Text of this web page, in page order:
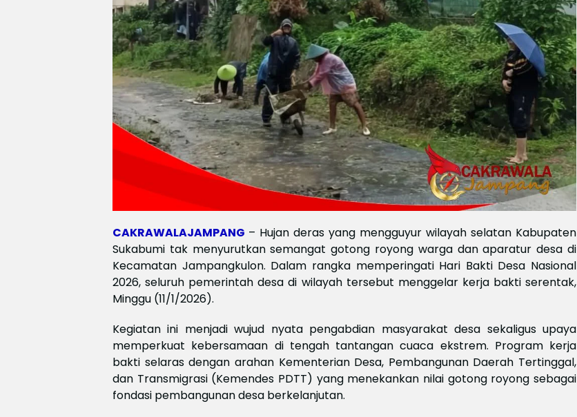
CAKRAWALAJAMPANG – Hujan deras yang mengguyur wilayah selatan Kabupaten
Sukabumi tak menyurutkan semangat gotong royong warga dan aparatur desa di
Kecamatan Jampangkulon. Dalam rangka memperingati Hari Bakti Desa Nasional
2026, seluruh pemerintah desa di wilayah tersebut menggelar kerja bakti serentak,
Minggu (11/1/2026).
Kegiatan ini menjadi wujud nyata pengabdian masyarakat desa sekaligus upaya
memperkuat kebersamaan di tengah tantangan cuaca ekstrem. Program kerja
bakti selaras dengan arahan Kementerian Desa, Pembangunan Daerah Tertinggal,
dan Transmigrasi (Kemendes PDTT) yang menekankan nilai gotong royong sebagai
fondasi pembangunan desa berkelanjutan.